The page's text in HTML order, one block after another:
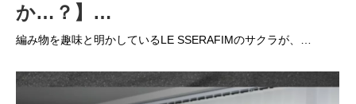
か…？】…
編み物を趣味と明かしているLE SSERAFIMのサクラが、…